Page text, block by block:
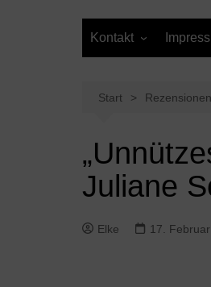
Kontakt
Start Rezensionen
Juliane
Elke 17.